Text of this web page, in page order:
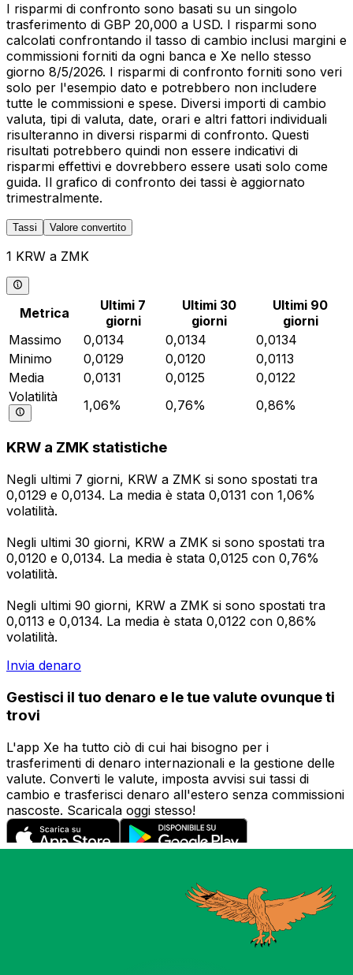
I risparmi di confronto sono basati su un singolo
trasferimento di GBP 20,000 a USD. I risparmi sono
calcolati confrontando il tasso di cambio inclusi margini e
commissioni forniti da ogni banca e Xe nello stesso
giorno 8/5/2026. I risparmi di confronto forniti sono veri
solo per l'esempio dato e potrebbero non includere
tutte le commissioni e spese. Diversi importi di cambio
valuta, tipi di valuta, date, orari e altri fattori individuali
risulteranno in diversi risparmi di confronto. Questi
risultati potrebbero quindi non essere indicativi di
risparmi effettivi e dovrebbero essere usati solo come
guida. Il grafico di confronto dei tassi è aggiornato
trimestralmente.
Tassi Valore convertito
1 KRW a ZMK
Metrica
Ultimi 7
giorni
Ultimi 30
giorni
Ultimi 90
giorni
Massimo
0,0134 0,0134
0,0134
Minimo
0,0129 0,0120
0,0113
Media
0,0131 0,0125
0,0122
Volatilità
1,06% 0,76% 0,86%
KRW a ZMK statistiche
Negli ultimi 7 giorni, KRW a ZMK si sono spostati tra
0,0129 e 0,0134. La media è stata 0,0131 con 1,06%
volatilità.
Negli ultimi 30 giorni, KRW a ZMK si sono spostati tra
0,0120 e 0,0134. La media è stata 0,0125 con 0,76%
volatilità.
Negli ultimi 90 giorni, KRW a ZMK si sono spostati tra
0,0113 e 0,0134. La media è stata 0,0122 con 0,86%
volatilità.
Invia denaro
Gestisci il tuo denaro e le tue valute ovunque ti
trovi
L'app Xe ha tutto ciò di cui hai bisogno per i
trasferimenti di denaro internazionali e la gestione delle
valute. Converti le valute, imposta avvisi sui tassi di
cambio e trasferisci denaro all'estero senza commissioni
nascoste. Scaricala oggi stesso!